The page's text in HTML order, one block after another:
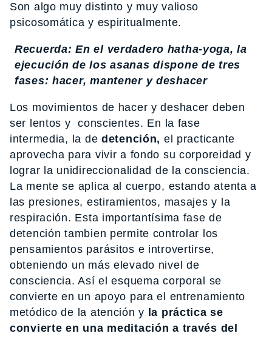
Son algo muy distinto y muy valioso
psicosomática y espiritualmente.
Recuerda: En el verdadero hatha-yoga, la
ejecución de los asanas dispone de tres
fases: hacer, mantener y deshacer
Los movimientos de hacer y deshacer deben
ser lentos y conscientes. En la fase
intermedia, la de detención, el practicante
aprovecha para vivir a fondo su corporeidad y
lograr la unidireccionalidad de la consciencia.
La mente se aplica al cuerpo, estando atenta a
las presiones, estiramientos, masajes y la
respiración. Esta importantísima fase de
detención tambien permite controlar los
pensamientos parásitos e introvertirse,
obteniendo un más elevado nivel de
consciencia. Así el esquema corporal se
convierte en un apoyo para el entrenamiento
metódico de la atención y la práctica se
convierte en una meditación a través del